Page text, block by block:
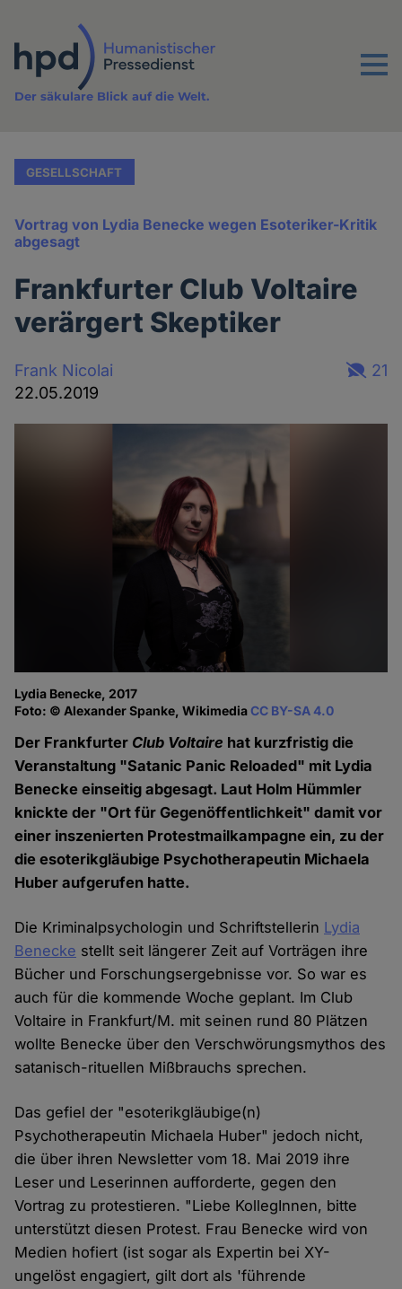
Inhalt
Menu
Der säkulare Blick auf die Welt.
GESELLSCHAFT
Vortrag von Lydia Benecke wegen Esoteriker-Kritik
abgesagt
Frankfurter Club Voltaire
verärgert Skeptiker
Frank Nicolai
22.05.2019
21
Lydia Benecke, 2017
Foto: © Alexander Spanke, WikimediaCC BY-SA 4.0
Der Frankfurter Club Voltaire hat kurzfristig die
Veranstaltung "Satanic Panic Reloaded" mit Lydia
Benecke einseitig abgesagt. Laut Holm Hümmler
knickte der "Ort für Gegenöffentlichkeit" damit vor
einer inszenierten Protestmailkampagne ein, zu der
die esoterikgläubige Psychotherapeutin Michaela
Huber aufgerufen hatte.
Die Kriminalpsychologin und Schriftstellerin Lydia
Benecke stellt seit längerer Zeit auf Vorträgen ihre
Bücher und Forschungsergebnisse vor. So war es
auch für die kommende Woche geplant. Im Club
Voltaire in Frankfurt/M. mit seinen rund 80 Plätzen
wollte Benecke über den Verschwörungsmythos des
satanisch-rituellen Mißbrauchs sprechen.
Das gefiel der "esoterikgläubige(n)
Psychotherapeutin Michaela Huber" jedoch nicht,
die über ihren Newsletter vom 18. Mai 2019 ihre
Leser und Leserinnen aufforderte, gegen den
Vortrag zu protestieren. "Liebe KollegInnen, bitte
unterstützt diesen Protest. Frau Benecke wird von
Medien hofiert (ist sogar als Expertin bei XY-
ungelöst engagiert, gilt dort als 'führende